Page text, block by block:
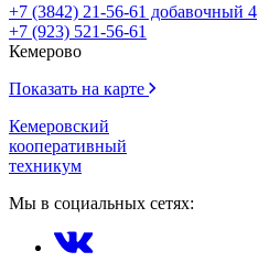
+7 (3842) 21-56-61 добавочный 4
+7 (923) 521-56-61
Кемерово
Показать на карте
Кемеровский
кооперативный
техникум
Мы в социальных сетях: